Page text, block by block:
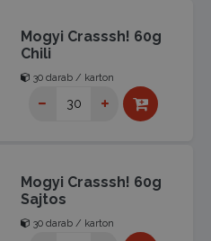
Mogyi Crasssh! 60g
Chili
30 darab / karton
Mogyi Crasssh! 60g
Sajtos
30 darab / karton